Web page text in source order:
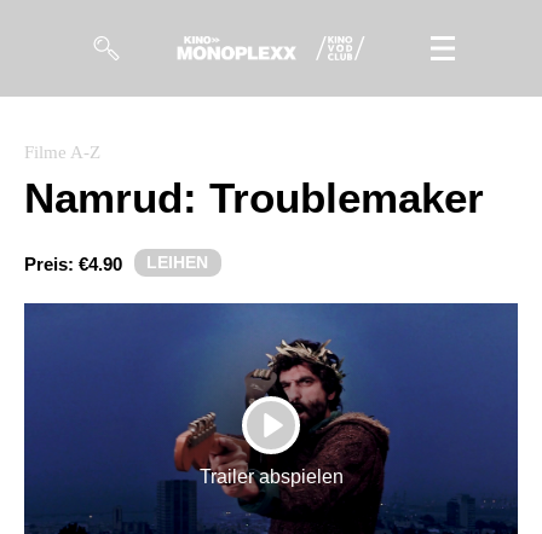
Magazin
Kuratierungen
Filmpakete
Gutscheine
& Filmpässe
Filme A-Z
Namrud: Troublemaker
Preis: €4.90 LEIHEN
PLAY
Trailer abspielen